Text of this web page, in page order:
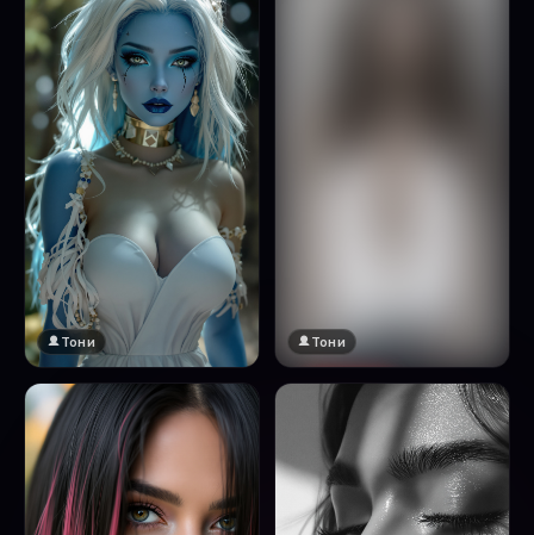
Тони
🔞 18+
Натисни за преглед
Тони